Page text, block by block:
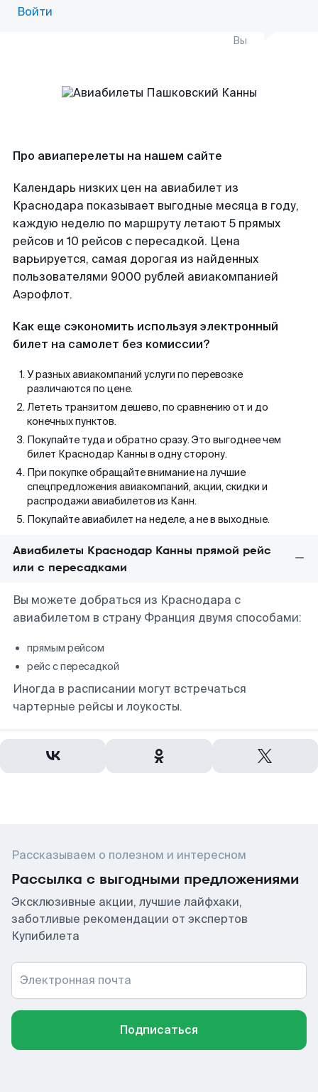
Войти
Вы
Про авиаперелеты на нашем сайте
Календарь низких цен на авиабилет из
Краснодара показывает выгодные месяца в году,
каждую неделю по маршруту летают 5 прямых
рейсов и 10 рейсов с пересадкой. Цена
варьируется, самая дорогая из найденных
пользователями 9000 рублей авиакомпанией
Аэрофлот.
Как еще сэкономить используя электронный
билет на самолет без комиссии?
У разных авиакомпаний услуги по перевозке
различаются по цене.
Лететь транзитом дешево, по сравнению от и до
конечных пунктов.
Покупайте туда и обратно сразу. Это выгоднее чем
билет Краснодар Канны в одну сторону.
При покупке обращайте внимание на лучшие
спецпредложения авиакомпаний, акции, скидки и
распродажи авиабилетов из Канн.
Покупайте авиабилет на неделе, а не в выходные.
Авиабилеты Краснодар Канны прямой рейс
или с пересадками
Вы можете добраться из Краснодара с
авиабилетом в страну Франция двумя способами:
прямым рейсом
рейс с пересадкой
Иногда в расписании могут встречаться
чартерные рейсы и лоукосты.
Рассказываем о полезном и интересном
Рассылка с выгодными предложениями
Эксклюзивные акции, лучшие лайфхаки,
заботливые рекомендации от экспертов
Купибилета
Электронная почта
Подписаться